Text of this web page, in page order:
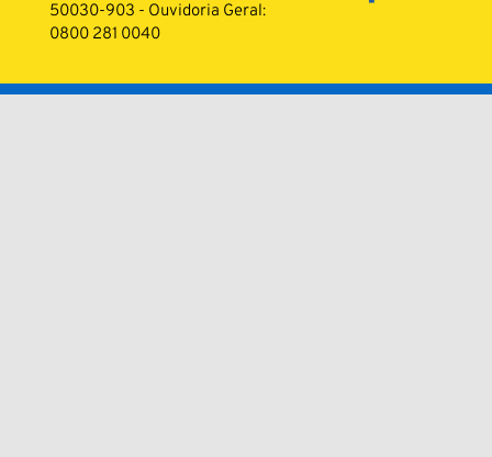
50030-903 - Ouvidoria Geral:
0800 281 0040